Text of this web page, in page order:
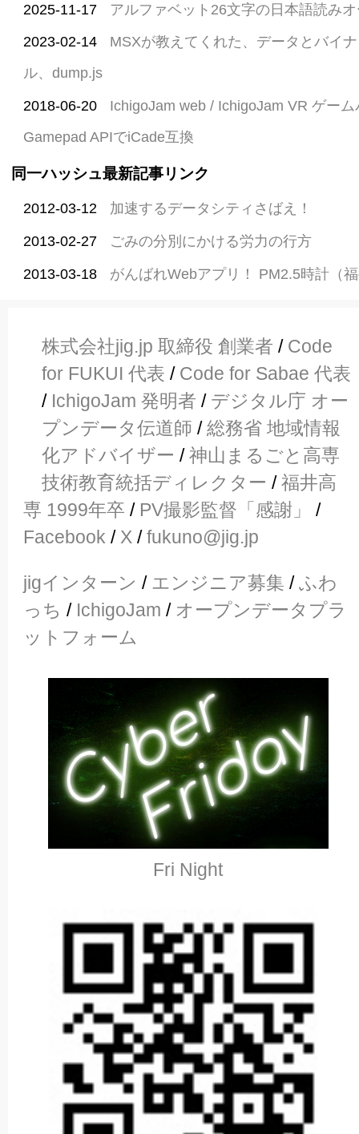
2025-11-17 アルファベット26文字の日本語読み
2023-02-14
MSXが教えてくれた、データとバイ
ル、dump.js
2018-06-20
IchigoJam web / IchigoJam VR ゲー
Gamepad APIでiCade互換
同一ハッシュ最新記事リンク
2012-03-12 加速するデータシティさばえ！
2013-02-27 ごみの分別にかける労力の行方
2013-03-18 がんばれWebアプリ！ PM2.5時計（
株式会社jig.jp 取締役 創業者 / Code
for FUKUI 代表 / Code for Sabae 代表
/ IchigoJam 発明者 / デジタル庁 オー
プンデータ伝道師 /総務省 地域情報
化アドバイザー /神山まるごと高専
技術教育統括ディレクター /福井高
専 1999年卒 / PV撮影監督「感謝」
/
Facebook / X /fukuno@jig.jp
jigインターン / エンジニア募集 /ふわ
っち / IchigoJam / オープンデータプラ
ットフォーム
Fri Night